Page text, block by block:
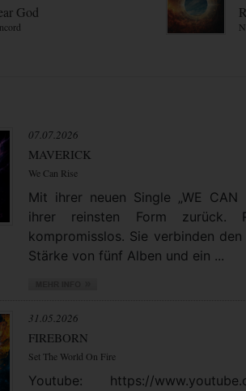
God
07.07.2026
MAVERICK
We Can Rise
Mit ihrer neuen Single „WE CAN
ihrer reinsten Form zurück.
kompromisslos. Sie verbinden
Stärke von fünf Alben und ein ...
31.05.2026
FIREBORN
Set The World On Fire
Youtube: https://